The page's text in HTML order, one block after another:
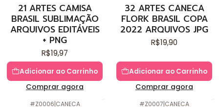
21 ARTES CAMISA
BRASIL SUBLIMAÇÃO
ARQUIVOS EDITÁVEIS
+ PNG
R$19,97
Adicionar ao Carrinho
Comprar agora
32 ARTES CANECA
FLORK BRASIL COPA
2022 ARQUIVOS JPG
R$19,90
Adicionar ao Carrinho
Comprar agora
#Z0006|CANECA #Z0007|CANECA